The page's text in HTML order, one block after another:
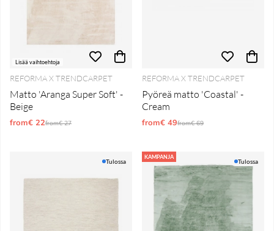
Lisää vaihtoehtoja
REFORMA X TRENDCARPET
Matto 'Aranga Super Soft' -
Beige
from€ 22Normaali hinta
from€ 27
REFORMA X TRENDCARPET
Pyöreä matto 'Coastal' -
Cream
from€ 49Normaali hinta
from€ 69
Tulossa
KAMPANJA
Tulossa